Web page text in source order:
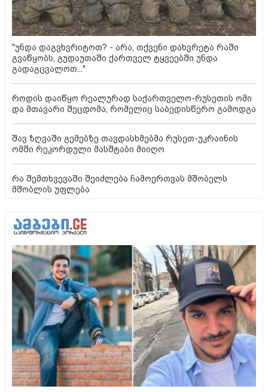
"უნდა დაგვხვრიტოთ? - არა, თქვენი დახვრეტა რაში
გვაწყობს, გუდაუთაში ქართველ ტყვეებში უნდა
გადაგცვალოთ..."
როდის დაიწყო რეალურად საქართველო-რუსეთის ომი
და მთავარი შეცდომა, რომელიც საბედისწერო გამოდგა
შავ ზღვაში გემებზე თავდასხმებმა რუსეთ-უკრაინის
ომში რეკორდული მასშტაბი მიიღო
რა შემთხვევაში შეიძლება ჩამოერთვას მშობელს
მშობლის უფლება